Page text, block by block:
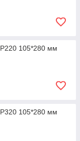
P220 105*280 мм
P320 105*280 мм